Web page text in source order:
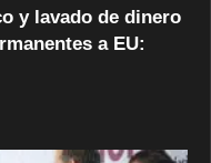
y lavado de dinero
a EU: